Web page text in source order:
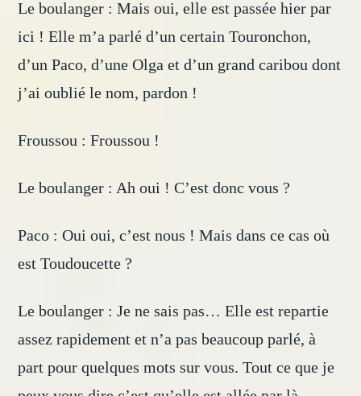
Le boulanger : Mais oui, elle est passée hier par
ici ! Elle m’a parlé d’un certain Touronchon,
d’un Paco, d’une Olga et d’un grand caribou dont
j’ai oublié le nom, pardon !
Froussou : Froussou !
Le boulanger : Ah oui ! C’est donc vous ?
Paco : Oui oui, c’est nous ! Mais dans ce cas où
est Toudoucette ?
Le boulanger : Je ne sais pas… Elle est repartie
assez rapidement et n’a pas beaucoup parlé, à
part pour quelques mots sur vous. Tout ce que je